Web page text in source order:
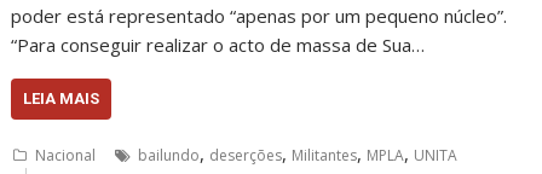
poder está representado “apenas por um pequeno núcleo”.
“Para conseguir realizar o acto de massa de Sua…
LEIA MAIS
Nacional bailundo, deserções, Militantes, MPLA, UNITA